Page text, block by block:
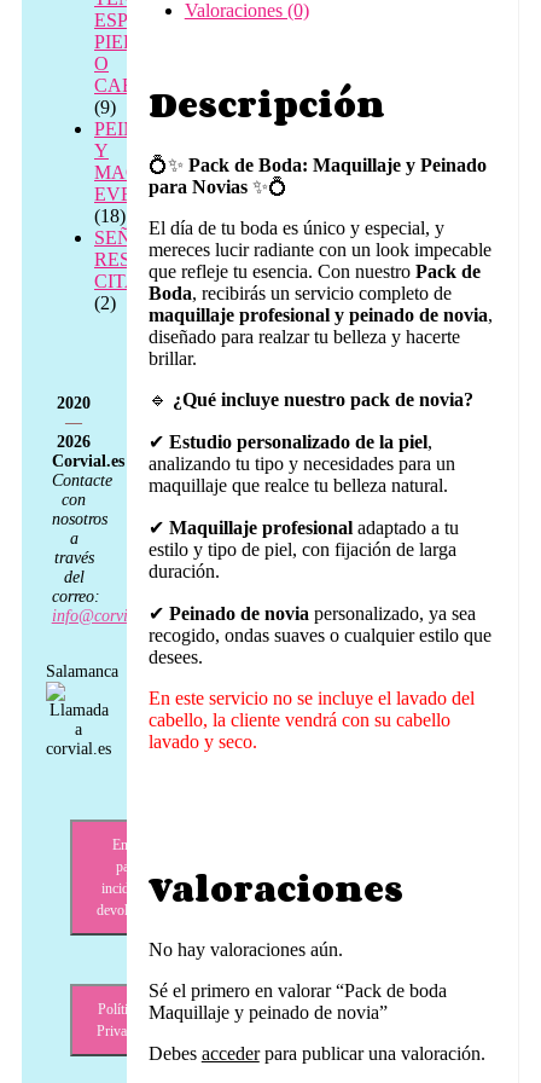
Valoraciones (0)
Descripción
💍✨ Pack de Boda: Maquillaje y Peinado
para Novias✨💍
El día de tu boda es único y especial, y
mereces lucir radiante con un look impecable
que refleje tu esencia. Con nuestro Pack de
Boda, recibirás un servicio completo de
maquillaje profesional y peinado de novia,
diseñado para realzar tu belleza y hacerte
brillar.
🔹 ¿Qué incluye nuestro pack de novia?
✔ Estudio personalizado de la piel,
analizando tu tipo y necesidades para un
maquillaje que realce tu belleza natural.
✔ Maquillaje profesionaladaptado a tu
estilo y tipo de piel, con fijación de larga
duración.
✔ Peinado de novia personalizado, ya sea
recogido, ondas suaves o cualquier estilo que
desees.
En este servicio no se incluye el lavado del
cabello, la cliente vendrá con su cabello
lavado y seco.
Valoraciones
No hay valoraciones aún.
Sé el primero en valorar “Pack de boda
Maquillaje y peinado de novia”
Debes accederpara publicar una valoración.
ESPALDA,
PIERNAS
O
CABEZA
(9)
PEINADO
Y
MAQUILLAJE
EVENTOS
(18)
SEÑAL
RESERVA
CITA
(2)
2020
—
2026
Corvial.es
Contacte
con
nosotros
a
través
del
correo:
info@corvial.es
Salamanca
Envíos,
pagos,
incidencias,
devoluciones
Política de
Privacidad